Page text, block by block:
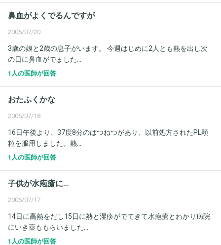
鼻血がよくでるんですが
2006/07/20
3歳の娘と2歳の息子がいます。 今週はじめに2人とも熱を出し次
の日に鼻血がでました...
1人の医師が回答
おたふくかな
2006/07/18
16日午後より、37度8分のはつねつがあり、以前処方されたPL顆
粒を服用しました。熱...
1人の医師が回答
子供が水疱瘡に…
2006/07/17
14日に高熱をだし15日に熱と湿疹がでてきて水疱瘡とわかり病院
にいき薬ももらいました...
1人の医師が回答